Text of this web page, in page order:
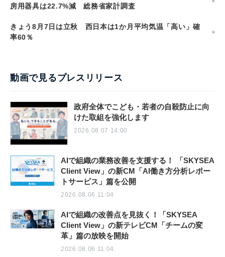
房用器具は22.7%減 総務省家計調査
きょう8月7日は立秋 西日本は1か月平均気温「高い」確
率60％
動画で見るプレスリリース
政府全体でこども・若者の自殺防止に向
けた取組を強化します
2026.08.07 14:00
AIで組織の業務改善を支援する！ 「SKYSEA
Client View」の新CM「AI働き方分析レポー
トサービス」篇を公開
2026.08.06 11:04
AIで組織の改善点を見抜く！「SKYSEA
Client View」の新テレビCM「チームの変
革」篇の放映を開始
2026.08.06 11:04